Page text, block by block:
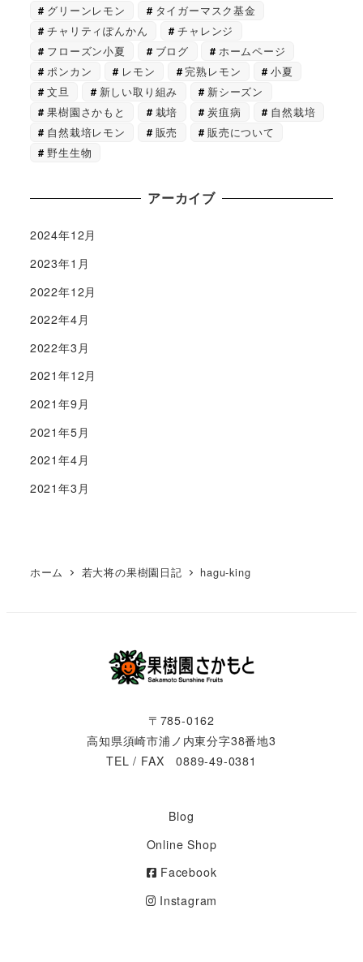
グリーンレモン
タイガーマスク基金
チャリティぽんかん
チャレンジ
フローズン小夏
ブログ
ホームページ
ポンカン
レモン 完熟レモン
小夏
文旦
新しい取り組み
新シーズン
果樹園さかもと
栽培 炭疽病
自然栽培
自然栽培レモン
販売
販売について
野生生物
アーカイブ
2024年12月
2023年1月
2022年12月
2022年4月
2022年3月
2021年12月
2021年9月
2021年5月
2021年4月
2021年3月
ホーム 若大将の果樹園日記 hagu-king
〒785-0162
高知県須崎市浦ノ内東分字38番地3
TEL / FAX 0889-49-0381
Blog
Online Shop
Facebook
Instagram